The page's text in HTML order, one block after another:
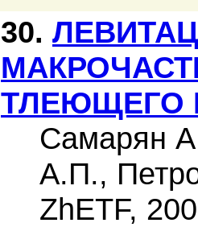
30.
ТЛЕЮЩЕГО
Самарян
А.П.,
ZhETF,